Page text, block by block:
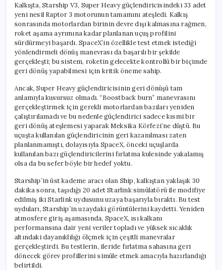
Kalkışta, Starship V3, Super Heavy güçlendiricisindeki 33 adet
yeni nesil Raptor 3 motorunun tamamını ateşledi. Kalkış
sonrasında motorlardan birinin devre dışı kalmasına rağmen,
roket aşama ayrımına kadar planlanan uçuş profilini
sürdürmeyi başardı. SpaceX’in özellikle test etmek istediği
yönlendirmeli dönüş manevrası da başarılı bir şekilde
gerçekleşti; bu sistem, roketin gelecekte kontrollü bir biçimde
geri dönüş yapabilmesi için kritik öneme sahip.
Ancak, Super Heavy güçlendiricisinin geri dönüşü tam
anlamıyla kusursuz olmadı. “Boostback burn” manevrasını
gerçekleştirmek için gerekli motorlardan bazıları yeniden
çalıştırılamadı ve bu nedenle güçlendirici sadece kısmi bir
geri dönüş ateşlemesi yaparak Meksika Körfezi’ne düştü. Bu
uçuşta kullanılan güçlendiricinin geri kazanılması zaten
planlanmamıştı, dolayısıyla SpaceX, önceki uçuşlarda
kullanılan bazı güçlendiricilerini fırlatma kulesinde yakalamış
olsa da bu sefer böyle bir hedef yoktu.
Starship’in üst kademe aracı olan Ship, kalkıştan yaklaşık 30
dakika sonra, taşıdığı 20 adet Starlink simülatörü ile modifiye
edilmiş iki Starlink uydusunu uzaya başarıyla bıraktı. Bu test
uyduları, Starship’in uzaydaki görüntülerini kaydetti. Yeniden
atmosfere giriş aşamasında, SpaceX, ısı kalkanı
performansına dair yeni veriler topladı ve yüksek sıcaklık
altındaki dayanıklılığı ölçmek için çeşitli manevralar
gerçekleştirdi. Bu testlerin, ileride fırlatma sahasına geri
dönecek görev profillerini simüle etmek amacıyla hazırlandığı
belirtildi.